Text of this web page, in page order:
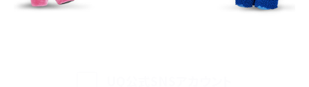
iPhone 16とiPhone 15の違いは？カメラ・スペック・機能を徹底比較